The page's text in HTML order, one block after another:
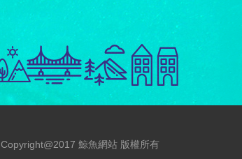
Copyright@2017 鯨魚網站 版權所有